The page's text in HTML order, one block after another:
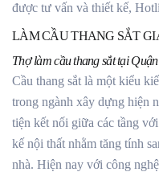
được tư vấn và thiết kế,
LÀM CẦU THANG SẮT
Thợ làm cầu thang sắt tại Quận
Cầu thang sắt là một kiểu
trong ngành xây dựng hiện
tiện kết nối giữa các tầng
kế nội thất nhằm tăng tính
nhà. Hiện nay với công